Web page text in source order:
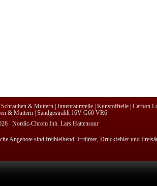
& Muttern| Innenraumteile| Kunstoffteile| Carbon
& Muttern| Sandgestrahlt 16V G60 VR6
Nordic-Chrom Inh. Lars Hattensaur
Angebote sind freibleibend. Irrtümer, Druckfehler und